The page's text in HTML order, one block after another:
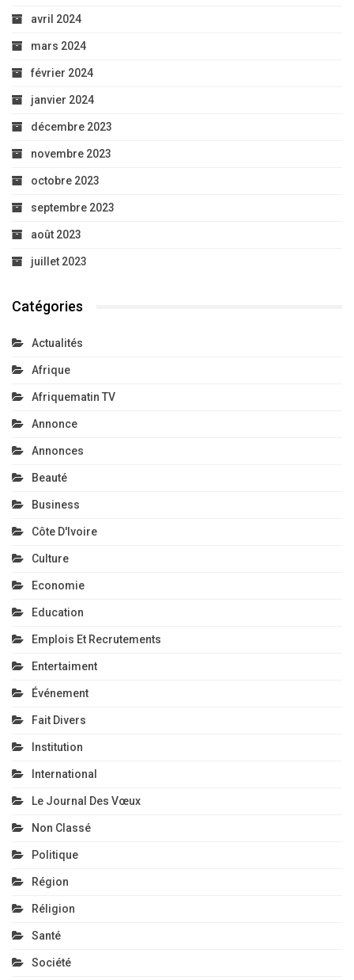
avril 2024
mars 2024
février 2024
janvier 2024
décembre 2023
novembre 2023
octobre 2023
septembre 2023
août 2023
juillet 2023
Catégories
Actualités
Afrique
Afriquematin TV
Annonce
Annonces
Beauté
Business
Côte D'Ivoire
Culture
Economie
Education
Emplois Et Recrutements
Entertaiment
Événement
Fait Divers
Institution
International
Le Journal Des Vœux
Non Classé
Politique
Région
Réligion
Santé
Société